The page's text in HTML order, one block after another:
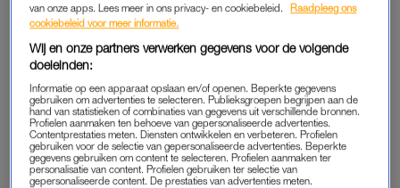
iets wat veel mensen waarschijnlijk niet weten en ik wil dat
verhaal vertellen.” De zwemmer noemt het als één van de
verklaringen voor zijn tegenvallende prestaties in enkele
wedstrijden.
Husein Alireza deelde een foto van Thomas Ceccon op
Instagram Stories. Tekst loopt door onder de afbeelding.
van onze apps. Lees meer in ons privacy- en cookiebeleid.
Raadpleeg ons
cookiebeleid voor meer informatie.
Wij en onze partners verwerken gegevens voor de volgende
doeleinden:
Informatie op een apparaat opslaan en/of openen. Beperkte gegevens
gebruiken om advertenties te selecteren. Publieksgroepen begrijpen aan de
hand van statistieken of combinaties van gegevens uit verschillende bronnen.
Profielen aanmaken ten behoeve van gepersonaliseerde advertenties.
Contentprestaties meten. Diensten ontwikkelen en verbeteren. Profielen
gebruiken voor de selectie van gepersonaliseerde advertenties. Beperkte
gegevens gebruiken om content te selecteren. Profielen aanmaken ter
personalisatie van content. Profielen gebruiken ter selectie van
gepersonaliseerde content. De prestaties van advertenties meten.